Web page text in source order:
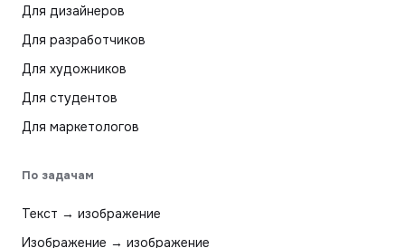
Для дизайнеров
Для разработчиков
Для художников
Для студентов
Для маркетологов
По задачам
Текст → изображение
Изображение → изображение